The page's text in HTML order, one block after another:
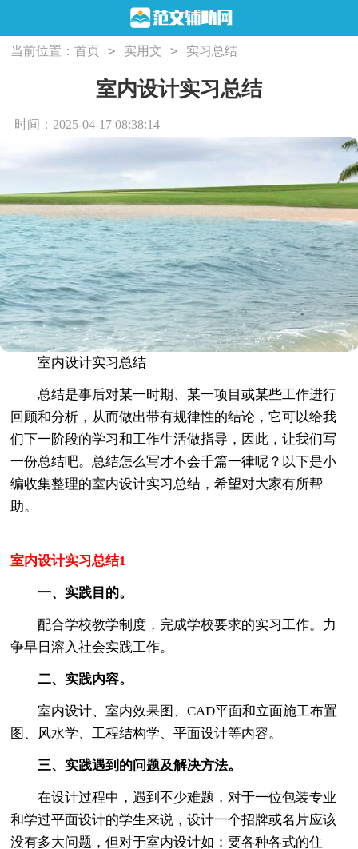
当前位置：首页 > 实用文 > 实习总结
室内设计实习总结
时间：2025-04-17 08:38:14
室内设计实习总结
总结是事后对某一时期、某一项目或某些工作进行
回顾和分析，从而做出带有规律性的结论，它可以给我
们下一阶段的学习和工作生活做指导，因此，让我们写
一份总结吧。总结怎么写才不会千篇一律呢？以下是小
编收集整理的室内设计实习总结，希望对大家有所帮
助。
室内设计实习总结1
一、实践目的。
配合学校教学制度，完成学校要求的实习工作。力
争早日溶入社会实践工作。
二、实践内容。
室内设计、室内效果图、CAD平面和立面施工布置
图、风水学、工程结构学、平面设计等内容。
三、实践遇到的问题及解决方法。
在设计过程中，遇到不少难题，对于一位包装专业
和学过平面设计的学生来说，设计一个招牌或名片应该
没有多大问题，但对于室内设计如：要各种各式的住